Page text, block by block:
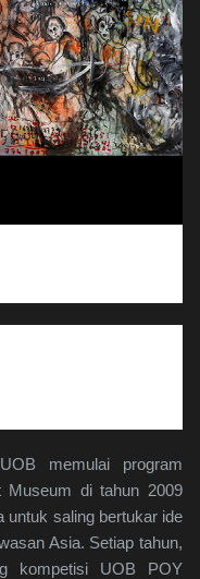
memulai program
Museum di tahun 2009
untuk saling bertukar ide
Asia. Setiap tahun,
kompetisi UOB POY